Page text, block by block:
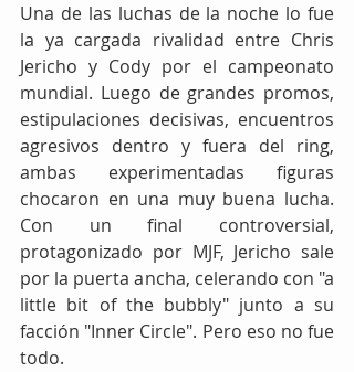
Una de las luchas de la noche lo fue
la ya cargada rivalidad entre Chris
Jericho y Cody por el campeonato
mundial. Luego de grandes promos,
estipulaciones decisivas, encuentros
agresivos dentro y fuera del ring,
ambas experimentadas figuras
chocaron en una muy buena lucha.
Con un final controversial,
protagonizado por MJF, Jericho sale
por la puerta ancha, celerando con "a
little bit of the bubbly" junto a su
facción "Inner Circle". Pero eso no fue
todo.